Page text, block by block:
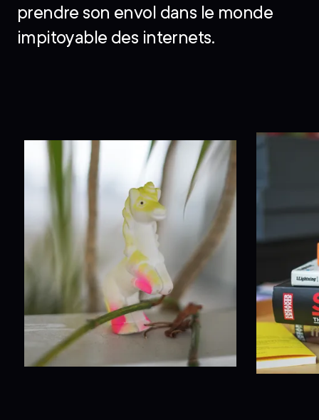
prendre son envol dans le monde
impitoyable des internets.